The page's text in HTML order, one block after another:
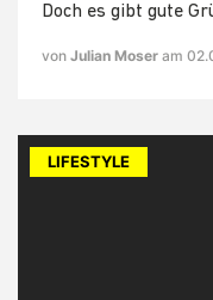
Doch es gibt gute
von Julian Moser am
LIFESTYLE